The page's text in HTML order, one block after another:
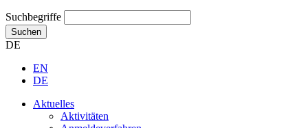
Suchbegriffe
Suchen
DE
EN
DE
Aktuelles
Aktivitäten